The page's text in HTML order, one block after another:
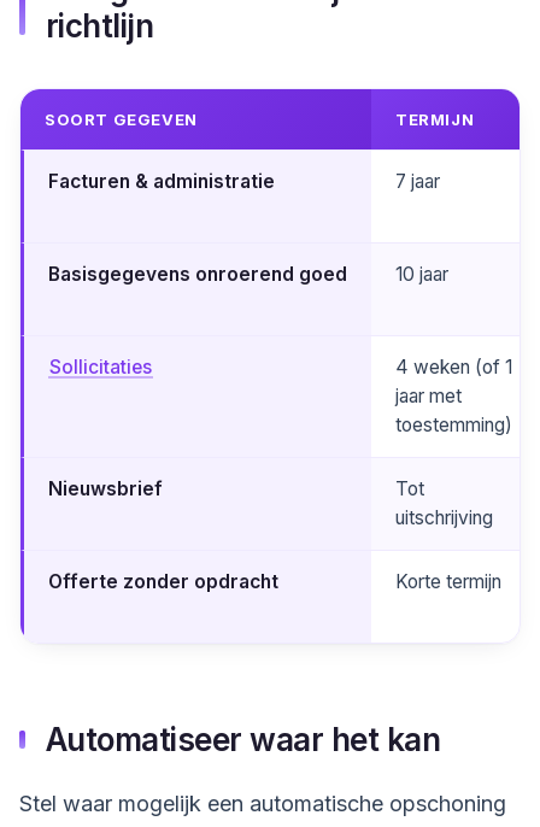
richtlijn
SOORT GEGEVEN TERMIJN
Facturen & administratie 7 jaar
Basisgegevens onroerend goed 10 jaar
Sollicitaties
4 weken (of 1
jaar met
toestemming)
Nieuwsbrief
Tot
uitschrijving
Offerte zonder opdracht Korte termijn
Automatiseer waar het kan
Stel waar mogelijk een automatische opschoning